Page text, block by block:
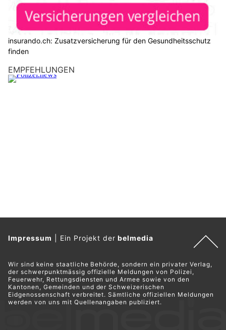
insurando.ch: Zusatzversicherung für den Gesundheitsschutz
finden
EMPFEHLUNGEN
Impressum Ein Projekt derbelmedia
Wir sind keine staatliche Behörde, sondern ein privater Verlag,
der schwerpunktmässig offizielle Meldungen von Polizei,
Feuerwehr, Rettungsdiensten und Armee sowie von den
Kantonen, Gemeinden und der Schweizerischen
Eidgenossenschaft verbreitet. Sämtliche offiziellen Meldungen
werden von uns mit Quellenangaben publiziert.